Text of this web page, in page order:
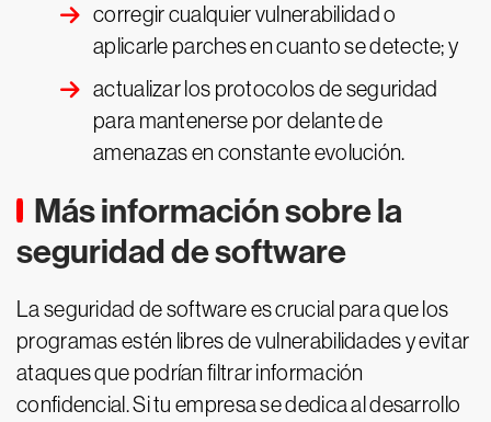
corregir cualquier vulnerabilidad o
aplicarle parches en cuanto se detecte; y
actualizar los protocolos de seguridad
para mantenerse por delante de
amenazas en constante evolución.
Más información sobre la
seguridad de software
La seguridad de software es crucial para que los
programas estén libres de vulnerabilidades y evitar
ataques que podrían filtrar información
confidencial. Si tu empresa se dedica al desarrollo